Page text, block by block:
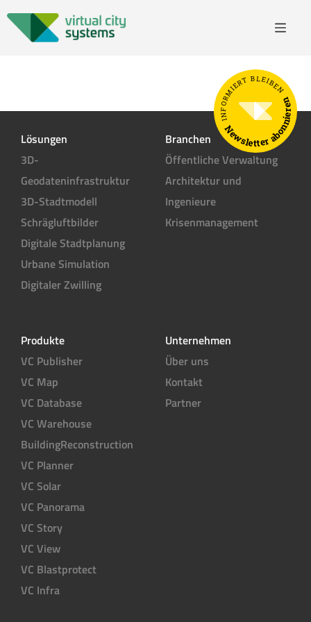
Lösungen
3D-
Geodateninfrastruktur
3D-Stadtmodell
Schrägluftbilder
Digitale Stadtplanung
Urbane Simulation
Digitaler Zwilling
Branchen
Öffentliche Verwaltung
Architektur und
Ingenieure
Krisenmanagement
Produkte
VC Publisher
VC Map
VC Database
VC Warehouse
BuildingReconstruction
VC Planner
VC Solar
VC Panorama
VC Story
VC View
VC Blastprotect
VC Infra
Unternehmen
Über uns
Kontakt
Partner
INFORMIERT BLEIBEN
Newsletter abonnieren